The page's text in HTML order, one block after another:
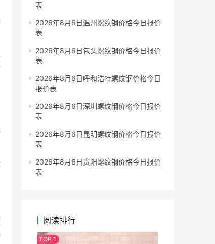
表
2026年8月6日温州螺纹钢价格今日报价
表
2026年8月6日包头螺纹钢价格今日报价
表
2026年8月6日呼和浩特螺纹钢价格今日
报价表
2026年8月6日深圳螺纹钢价格今日报价
表
2026年8月6日昆明螺纹钢价格今日报价
表
2026年8月6日贵阳螺纹钢价格今日报价
表
阅读排行